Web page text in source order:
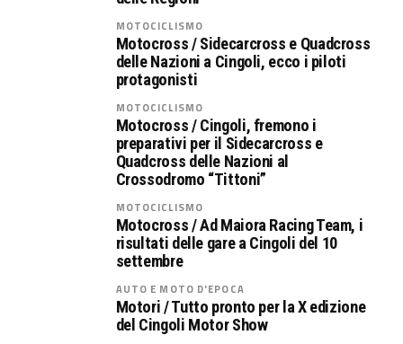
MOTOCICLISMO
Motocross / Sidecarcross e Quadcross
delle Nazioni a Cingoli, ecco i piloti
protagonisti
MOTOCICLISMO
Motocross / Cingoli, fremono i
preparativi per il Sidecarcross e
Quadcross delle Nazioni al
Crossodromo “Tittoni”
MOTOCICLISMO
Motocross / Ad Maiora Racing Team, i
risultati delle gare a Cingoli del 10
settembre
AUTO E MOTO D'EPOCA
Motori / Tutto pronto per la X edizione
del Cingoli Motor Show